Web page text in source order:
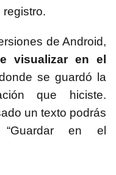
de Android,
visualizar en el
se guardó la
que hiciste.
un texto podrás
en el